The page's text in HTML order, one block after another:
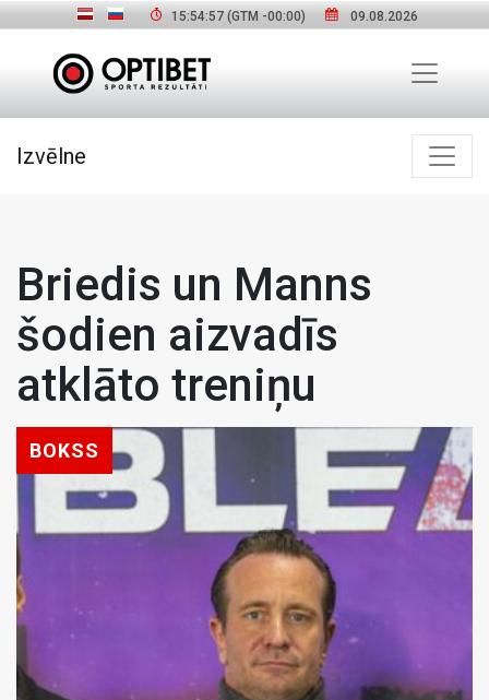
15:54:58(GTM -00:00) 09.08.2026
Izvēlne
Briedis un Manns
šodien aizvadīs
atklāto treniņu
BOKSS